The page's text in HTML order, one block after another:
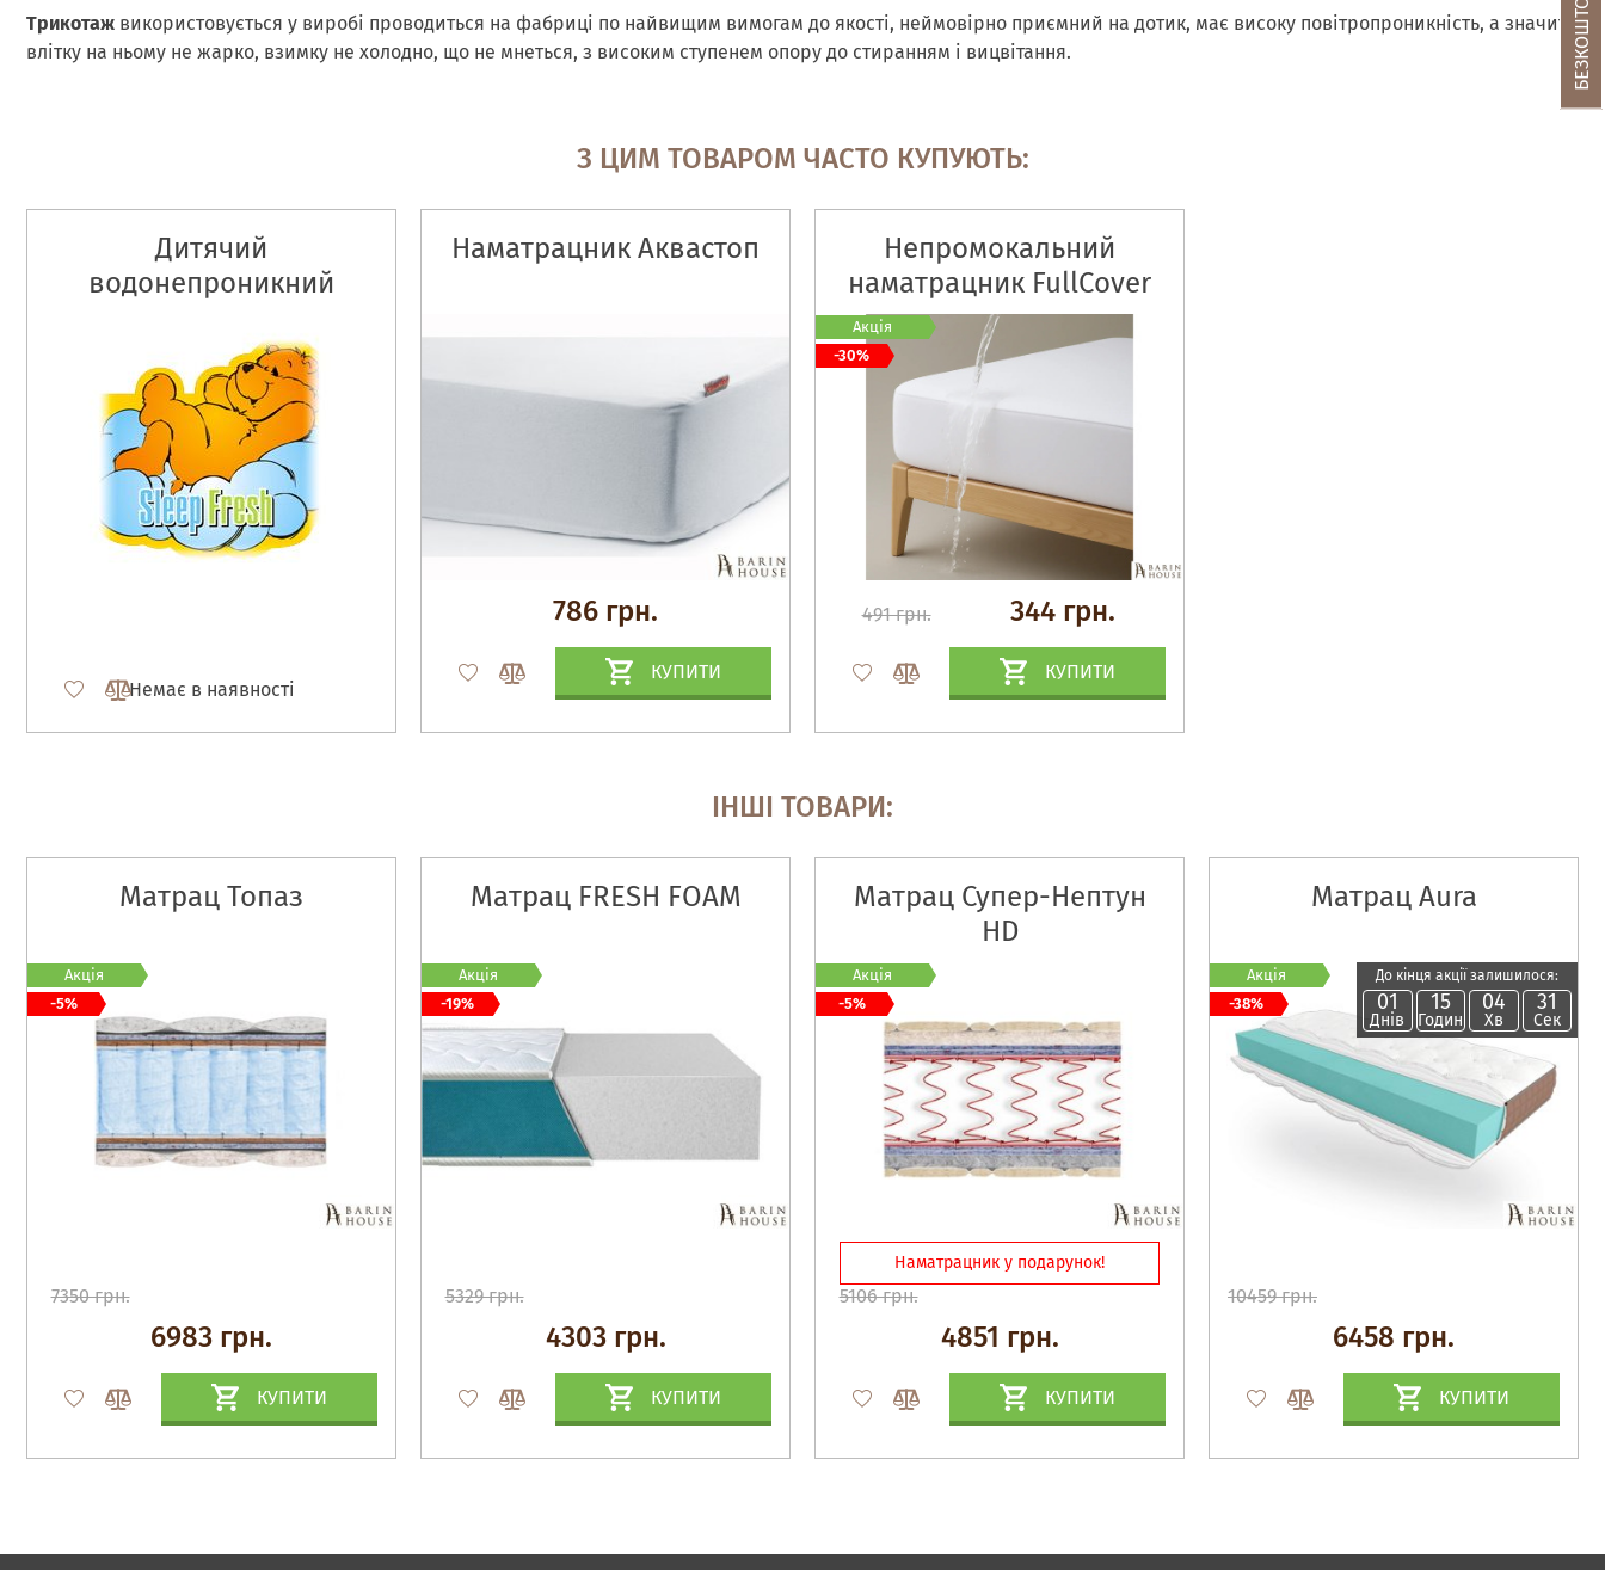
Трикотаж використовується у виробі проводиться на фабриці по найвищим вимогам до якості, неймовірно приємний на дотик, має високу повітропроникність, а значить
влітку на ньому не жарко, взимку не холодно, що не мнеться, з високим ступенем опору до стиранням і вицвітання.
З ЦИМ ТОВАРОМ ЧАСТО КУПУЮТЬ:
Дитячий
водонепроникний
Немає в наявності
Наматрацник Аквастоп
786 грн.
КУПИТИ
Непромокальний
наматрацник FullCover
на гумці по всьому
периметру
491 грн. 344 грн.
КУПИТИ
Акція
-30%
ІНШІ ТОВАРИ:
Матрац Топаз
7350 грн.
6983 грн.
КУПИТИ
Акція
-5%
Матрац FRESH FOAM
5329 грн.
4303 грн.
КУПИТИ
Акція
-19%
Матрац Супер-Нептун
HD
Наматрацник у подарунок!
5106 грн.
4851 грн.
КУПИТИ
Акція
-5%
Матрац Aura
До кінця акції залишилося:
01
Днів
15
Годин
04
Хв
30
Сек
10459 грн.
6458 грн.
КУПИТИ
Акція
-38%